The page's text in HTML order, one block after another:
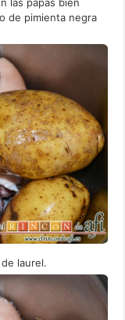
de pimienta negra
laurel.